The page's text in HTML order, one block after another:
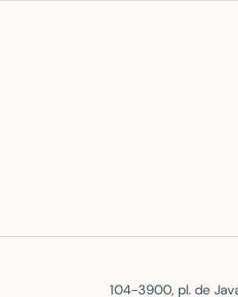
104-3900, pl. de